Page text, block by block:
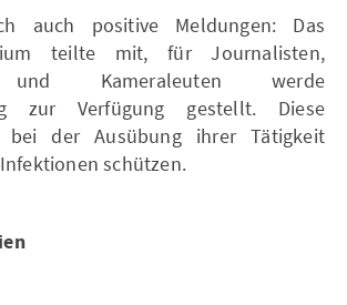
auch positive Meldungen: Das
teilte mit, für Journalisten,
und Kameraleuten werde
zur Verfügung gestellt. Diese
bei der Ausübung ihrer Tätigkeit
schützen.